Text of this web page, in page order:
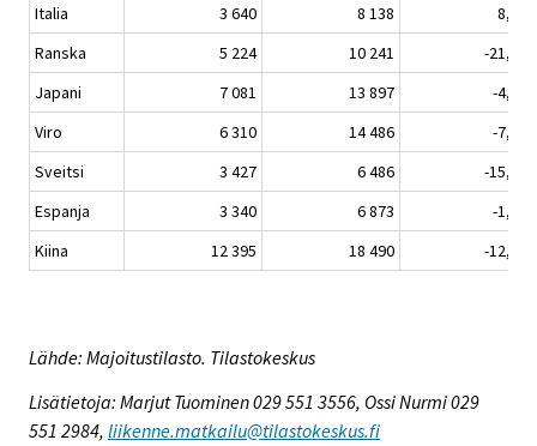
Italia
3 640 8 138
8,5
Ranska
5 224 10 241
-21,3
Japani
7 081 13 897
-4,8
Viro
6 310 14 486
-7,7
Sveitsi
3 427 6 486
-15,1
Espanja
3 340 6 873
-1,5
Kiina
12 395 18 490 -12,0
Lähde: Majoitustilasto. Tilastokeskus
Lisätietoja: Marjut Tuominen 029 551 3556, Ossi Nurmi 029
551 2984, liikenne.matkailu@tilastokeskus.fi